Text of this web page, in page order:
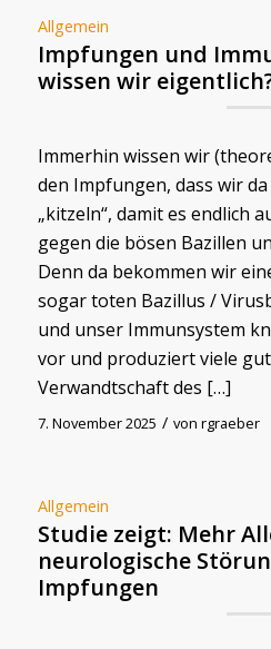
Allgemein
Impfungen und
wissen wir
Immerhin wissen wir
den Impfungen, dass wir
„kitzeln“, damit es endlich
gegen die bösen Bazillen
Denn da bekommen wir
sogar toten Bazillus /
und unser Immunsystem
vor und produziert viele
Verwandtschaft des […]
7. November 2025 / von rgraeber
Allgemein
Studie zeigt: Mehr
neurologische
Impfungen